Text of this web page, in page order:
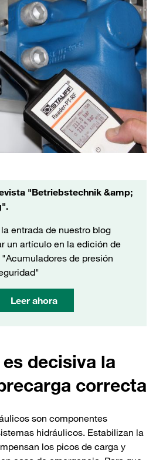
"Betriebstechnik &amp;
entrada de nuestro blog
un artículo en la edición de
de presión
Leer ahora
decisiva la
correcta
son componentes
hidráulicos. Estabilizan la
los picos de carga y